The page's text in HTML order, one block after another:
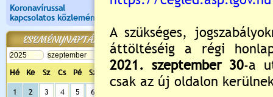
Koronavírussal
kapcsolatos közlemények
ESEMÉNYNAPTÁR
Hé Ke Sz Cs Pé Sz Va
1 2 3 4 5 6